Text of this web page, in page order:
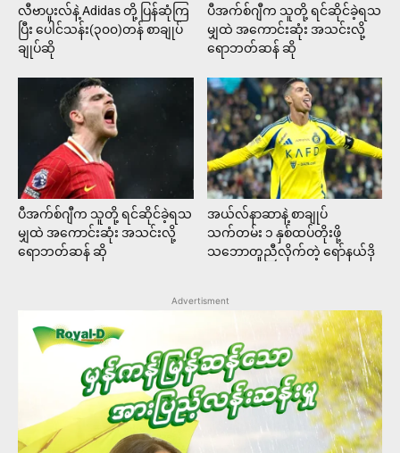
လီဗာပူးလ်နဲ့ Adidas တို့ ပြန်ဆုံကြ
ပြီး ပေါင်သန်း(၃၀၀)တန် စာချုပ်
ချုပ်ဆို
ပီအက်စ်ဂျီက သူတို့ ရင်ဆိုင်ခဲ့ရသ
မျှထဲ အကောင်းဆုံး အသင်းလို့
ရောဘတ်ဆန် ဆို
ပီအက်စ်ဂျီက သူတို့ ရင်ဆိုင်ခဲ့ရသ
မျှထဲ အကောင်းဆုံး အသင်းလို့
ရောဘတ်ဆန် ဆို
အယ်လ်နာဆာနဲ့ စာချုပ်
သက်တမ်း ၁ နှစ်ထပ်တိုးဖို့
သဘောတူညီလိုက်တဲ့ ရော်နယ်ဒို
Advertisment